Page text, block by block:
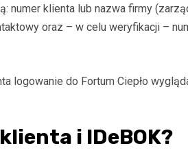
numer klienta lub nazwa firmy
oraz – w celu weryfikacji –
logowanie do Fortum Ciepło
i IDeBOK?